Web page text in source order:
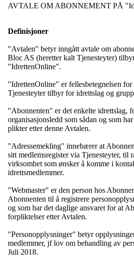
AVTALE OM ABONNEMENT PÅ
Definisjoner
"Avtalen" betyr inngått avtale om
Bloc AS (heretter kalt Tjenesteyter)
"IdrettenOnline".
"IdrettenOnline" er fellesbetegnelsen for
Tjenesteyter tilbyr for idrettslag og
"Abonnenten" er det enkelte idrettslag,
organisasjonsledd som sådan og som
plikter etter denne Avtalen.
"Adressemekling" innebærer at
sitt medlemsregister via Tjenesteyter, til
virksomhet som ønsker å komme i
idrettsmedlemmer.
"Webmaster" er den person hos
Abonnenten til å registrere
og som har det daglige ansvaret for at
forpliktelser etter Avtalen.
"Personopplysninger" betyr
medlemmer, jf lov om behandling av
Juli 2018.